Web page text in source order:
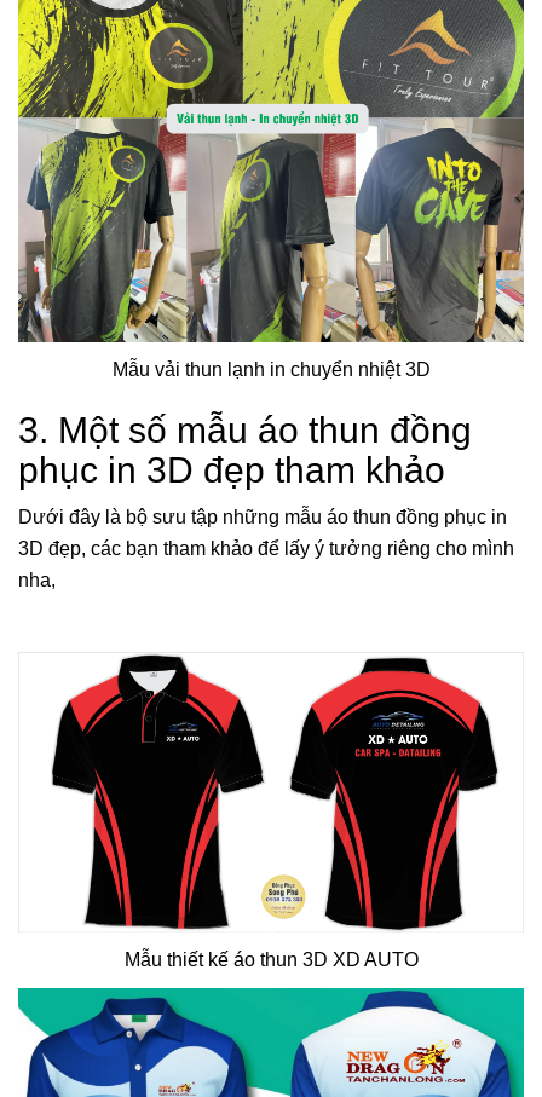
Mẫu vải thun lạnh in chuyển nhiệt 3D
3. Một số mẫu áo thun đồng
phục in 3D đẹp tham khảo
Dưới đây là bộ sưu tập những mẫu áo thun đồng phục in
3D đẹp, các bạn tham khảo để lấy ý tưởng riêng cho mình
nha,
Mẫu thiết kế áo thun 3D XD AUTO